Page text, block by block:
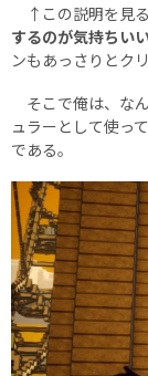
↑この説明を見
するのが気持ちい
ンもあっさりとク
そこで俺は、な
ュラーとして使っ
である。